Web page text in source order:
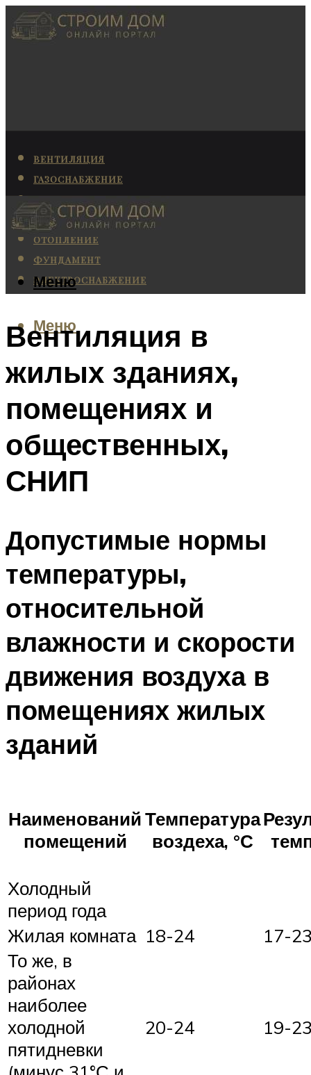
ВЕНТИЛЯЦИЯ
ГАЗОСНАБЖЕНИЕ
КАНАЛИЗАЦИЯ
КОНДИЦИОНИРОВАНИЕ
ОТОПЛЕНИЕ
ФУНДАМЕНТ
ЭЛЕКТРОСНАБЖЕНИЕ
Меню
Меню
Вентиляция в
жилых зданиях,
помещениях и
общественных,
СНИП
Допустимые нормы
температуры,
относительной
влажности и скорости
движения воздуха в
помещениях жилых
зданий
Наименований
помещений
Температура
воздеха, °С
Холодный
период года
Жилая комната 18-24
17-
То же, в
районах
наиболее
холодной
пятидневки
20-24 19-